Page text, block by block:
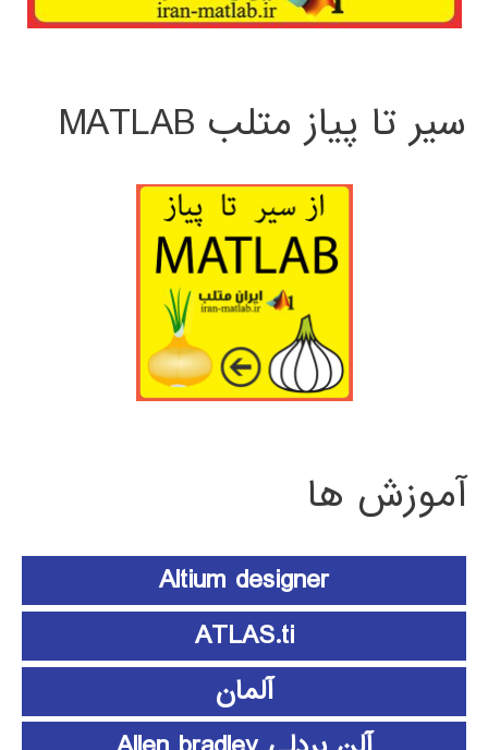
سیر تا پیاز متلب MATLAB
آموزش ها
Altium designer
ATLAS.ti
آلمان